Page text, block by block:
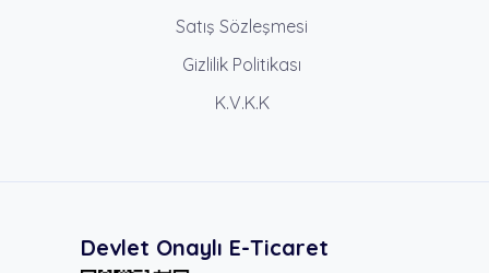
Satış Sözleşmesi
Gizlilik Politikası
K.V.K.K
Devlet Onaylı E-Ticaret